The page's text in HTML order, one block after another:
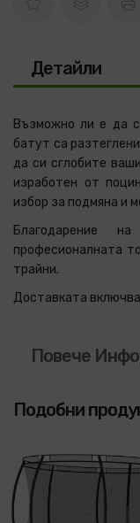
Детайли
Възможно ли е да
батут са
да си сглобите
изработен от
избор за подмяна и
Благодарение
професионалната
трайни.
Доставката
Повече
Подобни